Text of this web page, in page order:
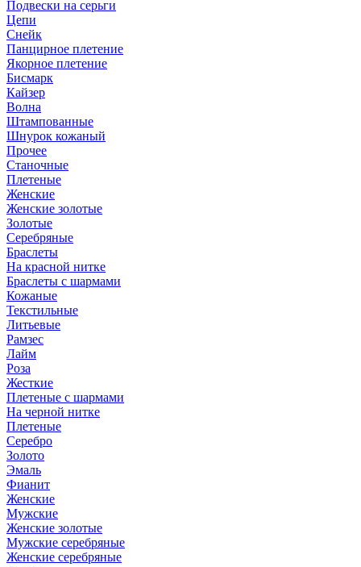
Подвески на серьги
Цепи
Снейк
Панцирное плетение
Якорное плетение
Бисмарк
Кайзер
Волна
Штампованные
Шнурок кожаный
Прочее
Станочные
Плетеные
Женские
Женские золотые
Золотые
Серебряные
Браслеты
На красной нитке
Браслеты с шармами
Кожаные
Текстильные
Литьевые
Рамзес
Лайм
Роза
Жесткие
Плетеные с шармами
На черной нитке
Плетеные
Серебро
Золото
Эмаль
Фианит
Женские
Мужские
Женские золотые
Мужские серебряные
Женские серебряные